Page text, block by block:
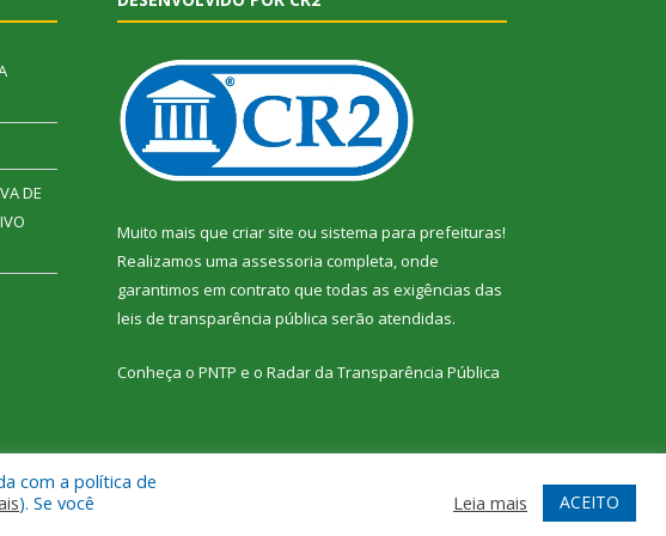
DE
Muito mais que criar site ou sistema para prefeituras!
Realizamos uma assessoria completa, onde
garantimos em contrato que todas as exigências das
leis de transparência pública serão atendidas.
Conheça o PNTP e o Radar da Transparência Pública
Mapa do Site Acessar Webmail
com a política de
). Se você
Leia mais ACEITO